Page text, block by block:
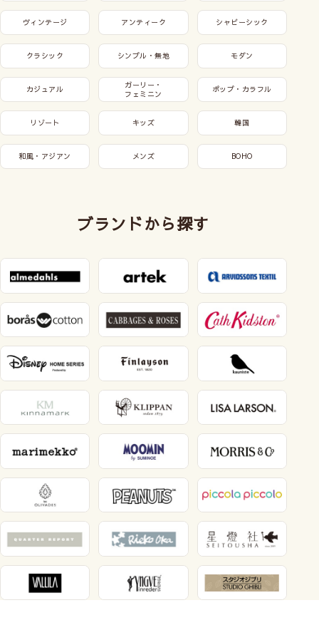
ヴィンテージ アンティーク シャビーシック
クラシック シンプル・無地 モダン
カジュアル
ガーリー・
フェミニン
ポップ・カラフル
リゾート キッズ 韓国
和風・アジアン メンズ BOHO
ブランドから探す